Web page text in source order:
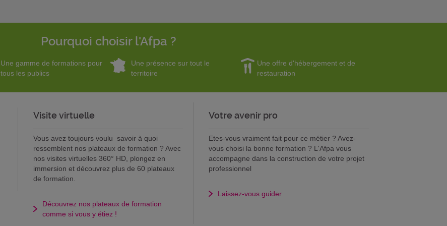
Pourquoi choisir l'Afpa ?
Une gamme de formations pour
tous les publics
Une présence sur tout le
territoire
Une offre d'hébergement et de
restauration
Visite virtuelle
Vous avez toujours voulu savoir à quoi
ressemblent nos plateaux de formation ? Avec
nos visites virtuelles 360° HD, plongez en
immersion et découvrez plus de 60 plateaux
de formation.
Découvrez nos plateaux de formation
comme si vous y étiez !
Votre avenir pro
Etes-vous vraiment fait pour ce métier ? Avez-
vous choisi la bonne formation ? L'Afpa vous
accompagne dans la construction de votre projet
professionnel
Laissez-vous guider